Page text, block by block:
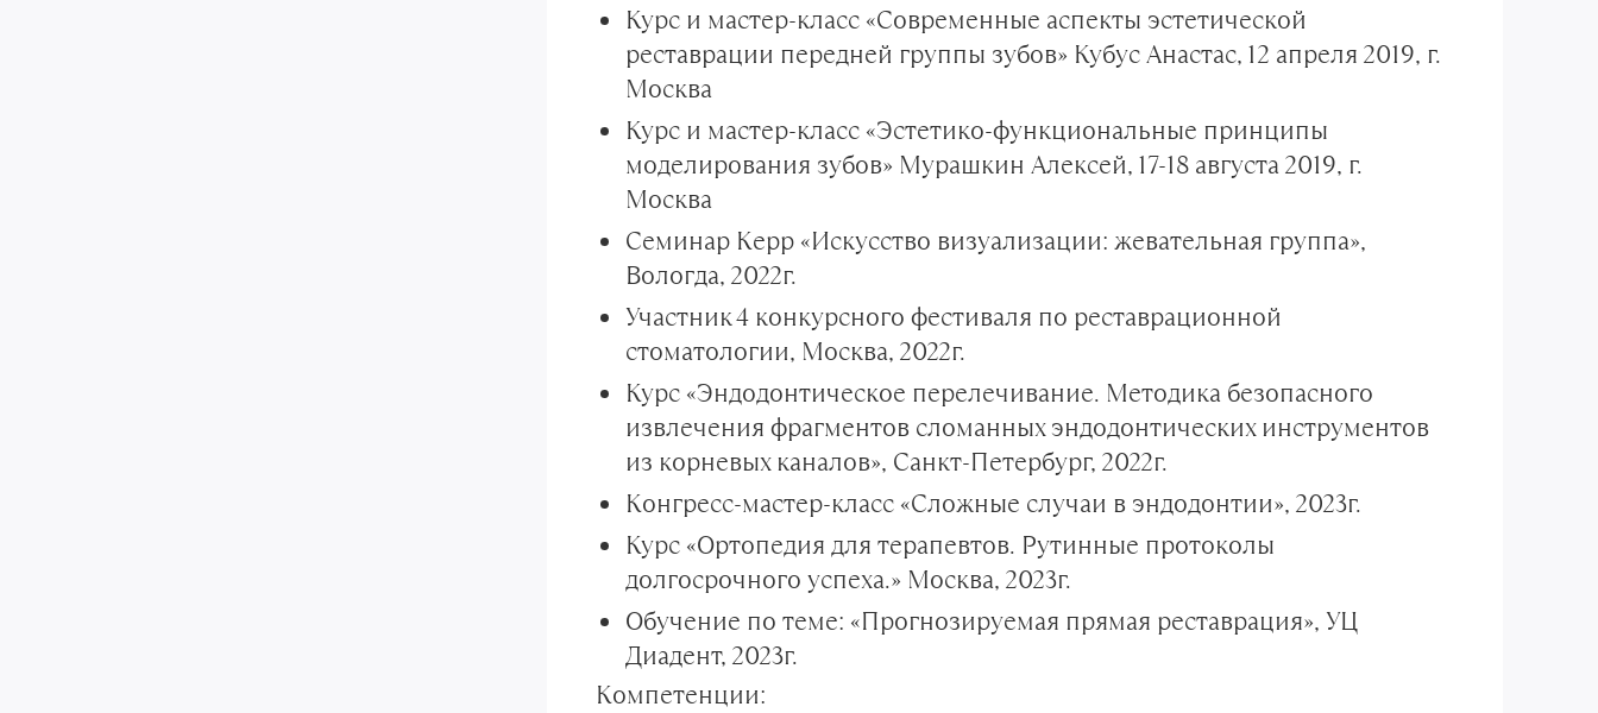
Курс и мастер-класс «Современные аспекты эстетической
реставрации передней группы зубов» Кубус Анастас, 12 апреля 2019, г.
Москва
Курс и мастер-класс «Эстетико-функциональные принципы
моделирования зубов» Мурашкин Алексей, 17-18 августа 2019, г.
Москва
Семинар Керр «Искусство визуализации: жевательная группа»,
Вологда, 2022г.
Участник 4 конкурсного фестиваля по реставрационной
стоматологии, Москва, 2022г.
Курс «Эндодонтическое перелечивание. Методика безопасного
извлечения фрагментов сломанных эндодонтических инструментов
из корневых каналов», Санкт-Петербург, 2022г.
Конгресс-мастер-класс «Сложные случаи в эндодонтии», 2023г.
Курс «Ортопедия для терапевтов. Рутинные протоколы
долгосрочного успеха.» Москва, 2023г.
Обучение по теме: «Прогнозируемая прямая реставрация», УЦ
Диадент, 2023г.
Компетенции: